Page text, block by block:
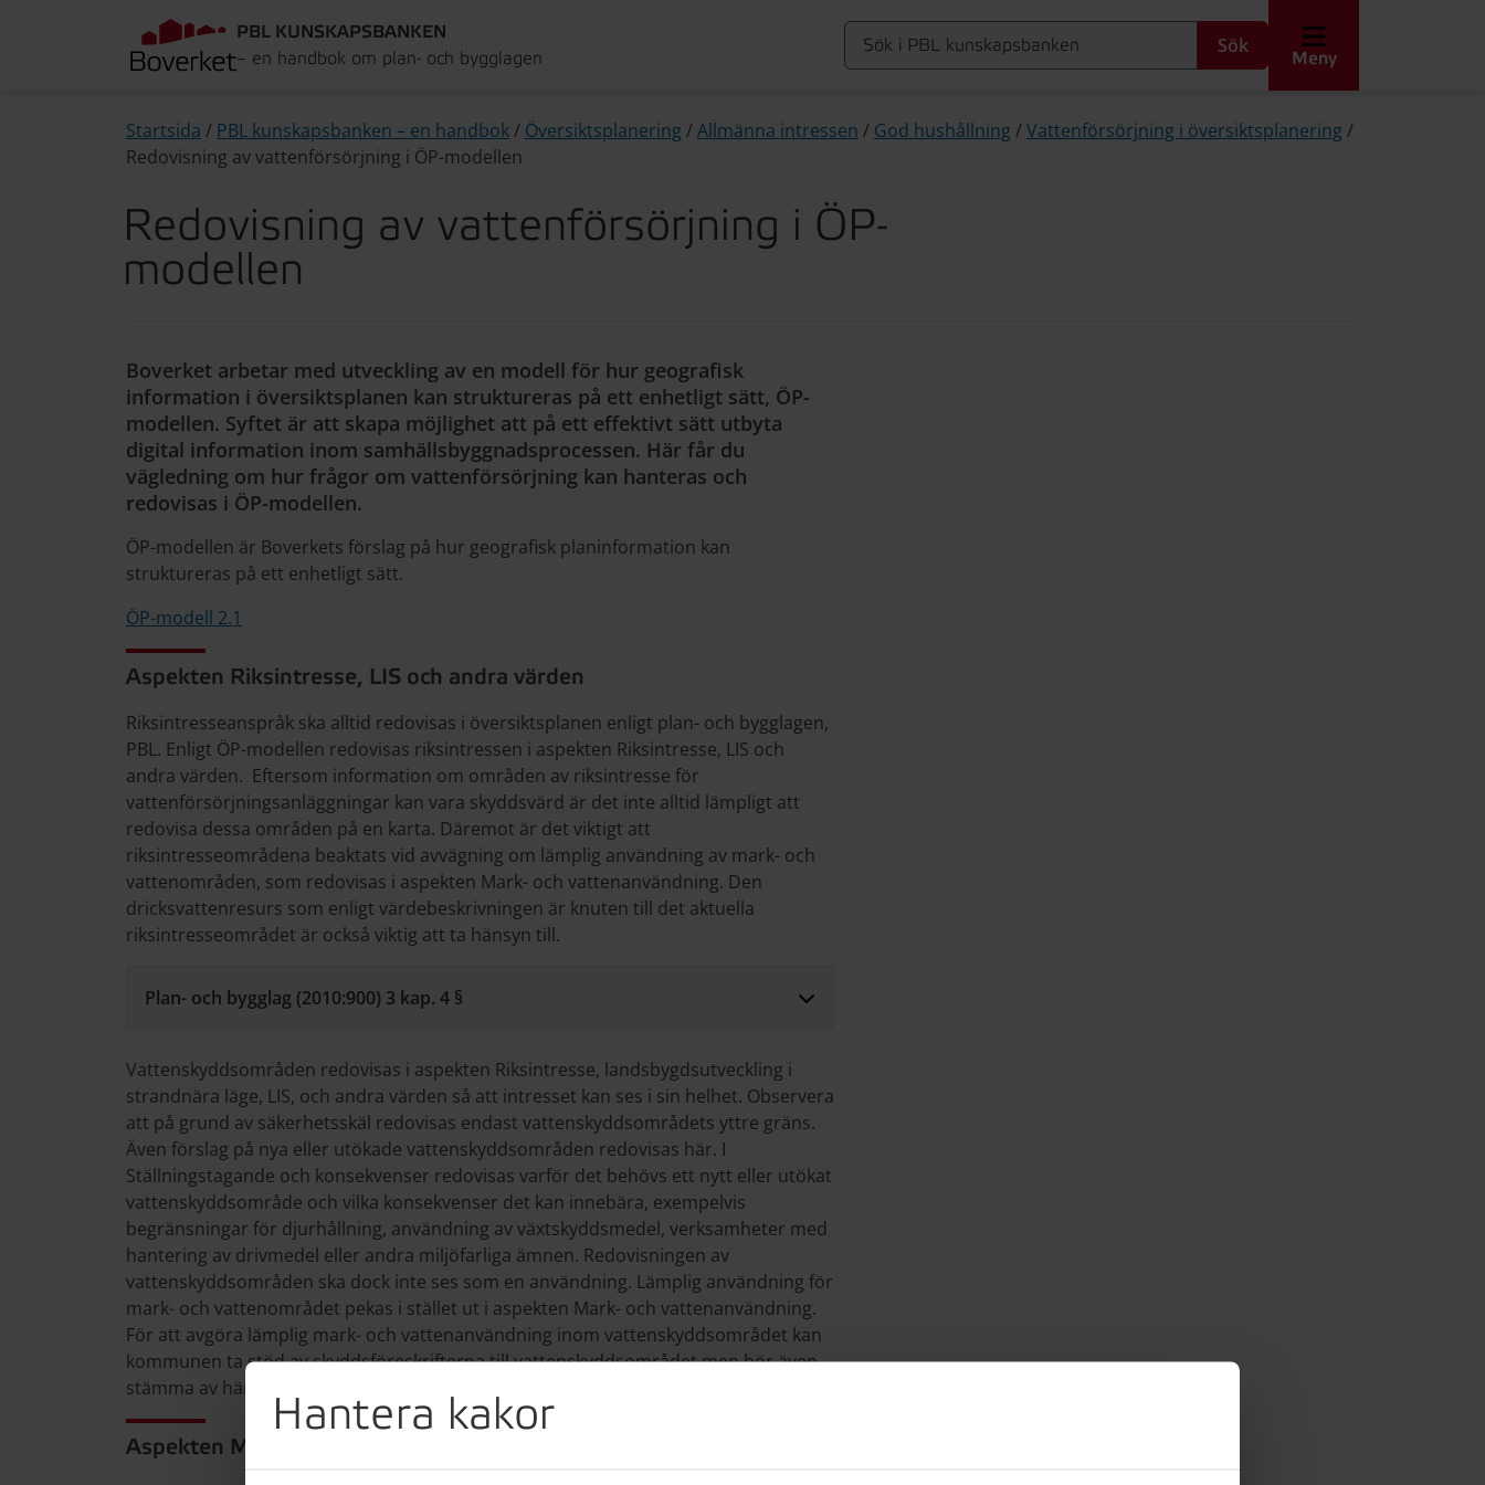
Hantera kakor
PBL KUNSKAPSBANKEN
– en handbok om plan- och bygglagen
Sök
Meny
Startsida / PBL kunskapsbanken – en handbok/ Översiktsplanering /Allmänna intressen / God hushållning /Vattenförsörjning i översiktsplanering /
Redovisning av vattenförsörjning i ÖP-modellen
Redovisning av vattenförsörjning i ÖP-
modellen
Boverket arbetar med utveckling av en modell för hur geografisk
information i översiktsplanen kan struktureras på ett enhetligt sätt, ÖP-
modellen. Syftet är att skapa möjlighet att på ett effektivt sätt utbyta
digital information inom samhällsbyggnadsprocessen. Här får du
vägledning om hur frågor om vattenförsörjning kan hanteras och
redovisas i ÖP-modellen.
ÖP-modellen är Boverkets förslag på hur geografisk planinformation kan
struktureras på ett enhetligt sätt.
ÖP-modell 2.1
Aspekten Riksintresse, LIS och andra värden
Riksintresseanspråk ska alltid redovisas i översiktsplanen enligt plan- och bygglagen,
PBL. Enligt ÖP-modellen redovisas riksintressen i aspekten Riksintresse, LIS och
andra värden. Eftersom information om områden av riksintresse för
vattenförsörjningsanläggningar kan vara skyddsvärd är det inte alltid lämpligt att
redovisa dessa områden på en karta. Däremot är det viktigt att
riksintresseområdena beaktats vid avvägning om lämplig användning av mark- och
vattenområden, som redovisas i aspekten Mark- och vattenanvändning. Den
dricksvattenresurs som enligt värdebeskrivningen är knuten till det aktuella
riksintresseområdet är också viktig att ta hänsyn till.
Plan- och bygglag (2010:900) 3 kap. 4 §
Vattenskyddsområden redovisas i aspekten Riksintresse, landsbygdsutveckling i
strandnära läge, LIS, och andra värden så att intresset kan ses i sin helhet. Observera
att på grund av säkerhetsskäl redovisas endast vattenskyddsområdets yttre gräns.
Även förslag på nya eller utökade vattenskyddsområden redovisas här. I
Ställningstagande och konsekvenser redovisas varför det behövs ett nytt eller utökat
vattenskyddsområde och vilka konsekvenser det kan innebära, exempelvis
begränsningar för djurhållning, användning av växtskyddsmedel, verksamheter med
hantering av drivmedel eller andra miljöfarliga ämnen. Redovisningen av
vattenskyddsområden ska dock inte ses som en användning. Lämplig användning för
mark- och vattenområdet pekas i stället ut i aspekten Mark- och vattenanvändning.
För att avgöra lämplig mark- och vattenanvändning inom vattenskyddsområdet kan
kommunen ta stöd av skyddsföreskrifterna till vattenskyddsområdet men bör även
stämma av hänsynsbehov med kommunens huvudman för vattenförsörjning.
Aspekten Mark- och vattenanvändning